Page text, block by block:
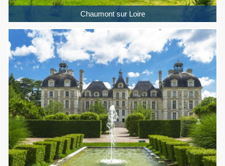
Chaumont sur Loire